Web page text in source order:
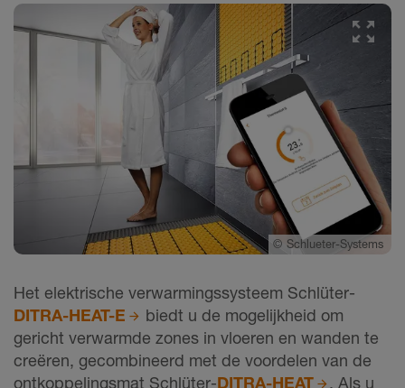
© Schlueter-Systems
Het elektrische verwarmingssysteem Schlüter-
DITRA-HEAT-E
biedt u de mogelijkheid om
gericht verwarmde zones in vloeren en wanden te
creëren, gecombineerd met de voordelen van de
ontkoppelingsmat Schlüter-DITRA-HEAT
. Als u